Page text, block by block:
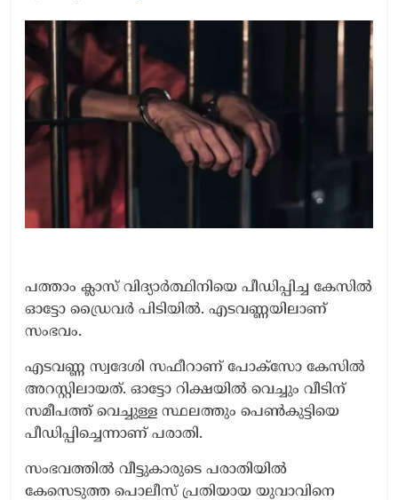
പത്താം ക്ലാസ് വിദ്യാര്‍ത്ഥിനിയെ പീഡിപ്പിച്ച കേസില്‍
ഓട്ടോ ഡ്രൈവര്‍ പിടിയില്‍. എടവണ്ണയിലാണ്
സംഭവം.
എടവണ്ണ സ്വദേശി സഫീറാണ് പോക്സോ കേസില്‍
അറസ്റ്റിലായത്. ഓട്ടോ റിക്ഷയില്‍ വെച്ചും വീടിന്
സമീപത്ത് വെച്ചുള്ള സ്ഥലത്തും പെണ്‍കുട്ടിയെ
പീഡിപ്പിച്ചെന്നാണ് പരാതി.
സംഭവത്തില്‍ വീട്ടുകാരുടെ പരാതിയില്‍
കേസെടുത്ത പൊലീസ് പ്രതിയായ യുവാവിനെ